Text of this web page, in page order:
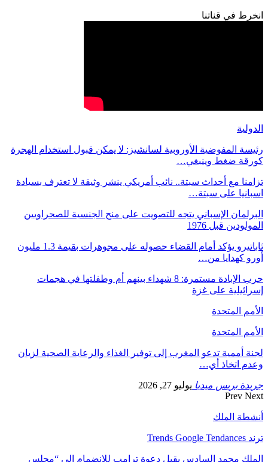
انخرط في قناتنا
الدولية
رئيسة المفوضية الأوروبية لسانشيز: لا يمكن قبول استخدام الهجرة
كورقة ضغط وينبغي…
تزامنا مع أحداث سبتة.. نائب أمريكي ينشر وثيقة لا تعترف بسيادة
اسبانيا على سبتة…
البرلمان الإسباني يتجه للتصويت على منح الجنسية للصحراويين
المولودين قبل 1976
ثاباتيرو يؤكد أمام القضاء حصوله على مجوهرات بقيمة 1.3 مليون
أورو كهدايا من…
حرب الإبادة مستمرة: 8 شهداء بينهم أم وطفلتها في هجمات
إسرائيلية على غزة
الأمم المتحدة
الأمم المتحدة
لجنة أممية تدعو المغرب إلى توفير الغذاء والرعاية الصحية لزيان
وعدم اتخاذ أي…
جريدة بريس ميديا يوليو 27, 2026
Prev Next
أنشطة الملك
ترند Trends Google Tendances
الملك محمد السادس يقبل دعوة ترامب للانضمام إلى “مجلس